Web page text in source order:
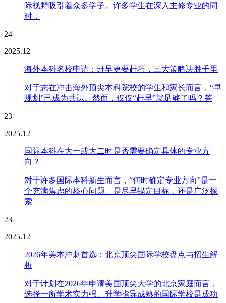
际视野吸引着众多学子。许多学生在深入主修专业的同
时，
24
2025.12
海外本科名校申请：赶早更要赶巧，三大策略决胜千里
对于志在冲击海外顶尖本科院校的学生和家长而言，“早
规划”已成为共识。然而，仅仅“赶早”就足够了吗？答
23
2025.12
国际本科在大一或大二时是否需要确定具体的专业方
向？
对于许多国际本科新生而言，“何时确定专业方向”是一
个充满焦虑的核心问题。是尽早锚定目标，还是广泛探
索
23
2025.12
2026年美本冲刺首选：北京顶尖国际学校盘点与招生解
析
对于计划在2026年申请美国顶尖大学的北京家庭而言，
选择一所学术实力强、升学指导成熟的国际学校是成功